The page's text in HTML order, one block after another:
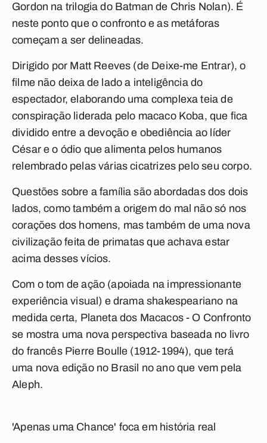
Gordon na trilogia do Batman de Chris Nolan). É
neste ponto que o confronto e as metáforas
começam a ser delineadas.
Dirigido por Matt Reeves (de Deixe-me Entrar), o
filme não deixa de lado a inteligência do
espectador, elaborando uma complexa teia de
conspiração liderada pelo macaco Koba, que fica
dividido entre a devoção e obediência ao líder
César e o ódio que alimenta pelos humanos
relembrado pelas várias cicatrizes pelo seu corpo.
Questões sobre a família são abordadas dos dois
lados, como também a origem do mal não só nos
corações dos homens, mas também de uma nova
civilização feita de primatas que achava estar
acima desses vícios.
Com o tom de ação (apoiada na impressionante
experiência visual) e drama shakespeariano na
medida certa, Planeta dos Macacos - O Confronto
se mostra uma nova perspectiva baseada no livro
do francês Pierre Boulle (1912-1994), que terá
uma nova edição no Brasil no ano que vem pela
Aleph.
'Apenas uma Chance' foca em história real